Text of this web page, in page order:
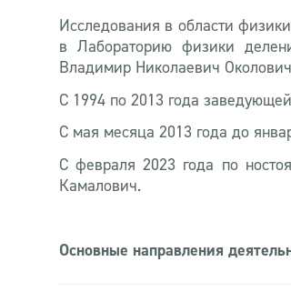
Исследования в области
в Лабораторию физики
Владимир Николаевич
С 1994 по 2013 года
С мая месяца 2013 года до
С февраля 2023 года по
Камалович.
Основные направления